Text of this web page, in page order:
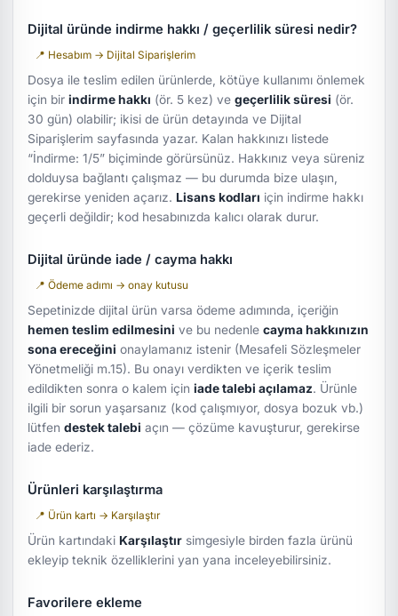
Dijital üründe indirme hakkı / geçerlilik süresi nedir?
📍 Hesabım → Dijital Siparişlerim
Dosya ile teslim edilen ürünlerde, kötüye kullanımı önlemek
için birindirme hakkı (ör. 5 kez) vegeçerlilik süresi (ör.
30 gün) olabilir; ikisi de ürün detayında ve Dijital
Siparişlerim sayfasında yazar. Kalan hakkınızı listede
“İndirme: 1/5” biçiminde görürsünüz. Hakkınız veya süreniz
dolduysa bağlantı çalışmaz — bu durumda bize ulaşın,
gerekirse yeniden açarız. Lisans kodları için indirme hakkı
geçerli değildir; kod hesabınızda kalıcı olarak durur.
Dijital üründe iade / cayma hakkı
📍 Ödeme adımı → onay kutusu
Sepetinizde dijital ürün varsa ödeme adımında, içeriğin
hemen teslim edilmesini ve bu nedenlecayma hakkınızın
sona ereceğini onaylamanız istenir (Mesafeli Sözleşmeler
Yönetmeliği m.15). Bu onayı verdikten ve içerik teslim
edildikten sonra o kalem içiniade talebi açılamaz. Ürünle
ilgili bir sorun yaşarsanız (kod çalışmıyor, dosya bozuk vb.)
lütfendestek talebi açın — çözüme kavuşturur, gerekirse
iade ederiz.
Ürünleri karşılaştırma
📍 Ürün kartı → Karşılaştır
Ürün kartındaki Karşılaştır simgesiyle birden fazla ürünü
ekleyip teknik özelliklerini yan yana inceleyebilirsiniz.
Favorilere ekleme